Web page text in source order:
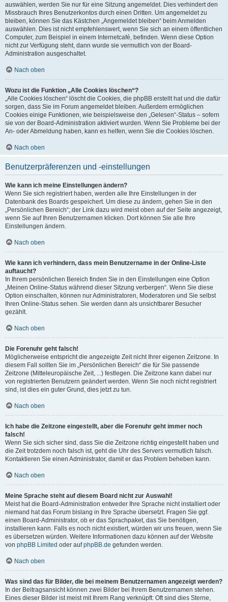
auswählen, werden Sie nur für eine Sitzung angemeldet. Dies verhindert den
Missbrauch Ihres Benutzerkontos durch einen Dritten. Um angemeldet zu
bleiben, können Sie das Kästchen „Angemeldet bleiben“ beim Anmelden
auswählen. Dies ist nicht empfehlenswert, wenn Sie sich an einem öffentlichen
Computer, zum Beispiel in einem Internetcafé, befinden. Wenn diese Option
nicht zur Verfügung steht, dann wurde sie vermutlich von der Board-
Administration ausgeschaltet.
Nach oben
Wozu ist die Funktion „Alle Cookies löschen“?
„Alle Cookies löschen“ löscht die Cookies, die phpBB erstellt hat und die dafür
sorgen, dass Sie im Forum angemeldet bleiben. Außerdem ermöglichen
Cookies einige Funktionen, wie beispielsweise den „Gelesen“-Status – sofern
sie von der Board-Administration aktiviert wurden. Wenn Sie Probleme bei der
An- oder Abmeldung haben, kann es helfen, wenn Sie die Cookies löschen.
Nach oben
Benutzerpräferenzen und -einstellungen
Wie kann ich meine Einstellungen ändern?
Wenn Sie sich registriert haben, werden alle Ihre Einstellungen in der
Datenbank des Boards gespeichert. Um diese zu ändern, gehen Sie in den
„Persönlichen Bereich“; der Link dazu wird meist oben auf der Seite angezeigt,
wenn Sie auf Ihren Benutzernamen klicken. Dort können Sie alle Ihre
Einstellungen ändern.
Nach oben
Wie kann ich verhindern, dass mein Benutzername in der Online-Liste
auftaucht?
In Ihrem persönlichen Bereich finden Sie in den Einstellungen eine Option
„Meinen Online-Status während dieser Sitzung verbergen“. Wenn Sie diese
Option einschalten, können nur Administratoren, Moderatoren und Sie selbst
Ihren Online-Status sehen. Sie werden dann als unsichtbarer Besucher
gezählt.
Nach oben
Die Forenuhr geht falsch!
Möglicherweise entspricht die angezeigte Zeit nicht Ihrer eigenen Zeitzone. In
diesem Fall sollten Sie im „Persönlichen Bereich“ die für Sie passende
Zeitzone (Mitteleuropäische Zeit, ...) festlegen. Die Zeitzone kann dabei nur
von registrierten Benutzern geändert werden. Wenn Sie noch nicht registriert
sind, ist dies ein guter Grund, dies jetzt zu tun.
Nach oben
Ich habe die Zeitzone eingestellt, aber die Forenuhr geht immer noch
falsch!
Wenn Sie sich sicher sind, dass Sie die Zeitzone richtig eingestellt haben und
die Zeit trotzdem noch falsch ist, geht die Uhr des Servers vermutlich falsch.
Kontaktieren Sie einen Administrator, damit er das Problem beheben kann.
Nach oben
Meine Sprache steht auf diesem Board nicht zur Auswahl!
Meist hat die Board-Administration entweder Ihre Sprache nicht installiert oder
niemand hat das Forum bislang in Ihre Sprache übersetzt. Fragen Sie ggf.
einen Board-Administrator, ob er das Sprachpaket, das Sie benötigen,
installieren kann. Falls es noch nicht existiert, würden wir uns freuen, wenn Sie
es übersetzen würden. Weitere Informationen dazu können auf der Website
von phpBB Limited oder aufphpBB.de gefunden werden.
Nach oben
Was sind das für Bilder, die bei meinem Benutzernamen angezeigt werden?
In der Beitragsansicht können zwei Bilder bei Ihrem Benutzernamen stehen.
Eines dieser Bilder ist meist mit Ihrem Rang verknüpft: Oft sind dies Sterne,